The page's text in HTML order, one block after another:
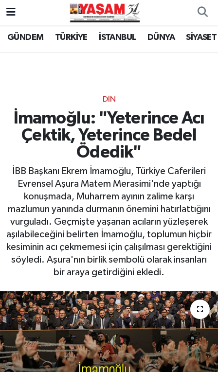
GÜNDEM TÜRKİYE İSTANBUL DÜNYA SİYASET
DİN
İmamoğlu: "Yeterince Acı
Çektik, Yeterince Bedel
Ödedik"
İBB Başkanı Ekrem İmamoğlu, Türkiye Caferileri
Evrensel Aşura Matem Merasimi'nde yaptığı
konuşmada, Muharrem ayının zalime karşı
mazlumun yanında durmanın önemini hatırlattığını
vurguladı. Geçmişte yaşanan acıların yüzleşerek
aşılabileceğini belirten İmamoğlu, toplumun hiçbir
kesiminin acı çekmemesi için çalışılması gerektiğini
söyledi. Aşura'nın birlik sembolü olarak insanları
bir araya getirdiğini ekledi.